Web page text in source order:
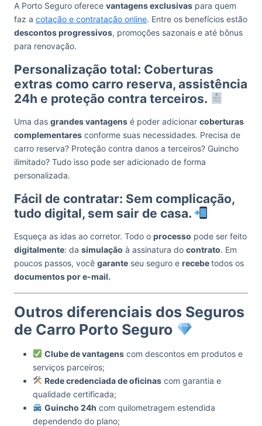
A Porto Seguro oferece vantagens exclusivas para quem
faz a cotação e contratação online. Entre os benefícios estão
descontos progressivos, promoções sazonais e até bônus
para renovação.
Personalização total: Coberturas
extras como carro reserva, assistência
24h e proteção contra terceiros.
Uma das grandes vantagens é poder adicionar coberturas
complementares conforme suas necessidades. Precisa de
carro reserva? Proteção contra danos a terceiros? Guincho
ilimitado? Tudo isso pode ser adicionado de forma
personalizada.
Fácil de contratar: Sem complicação,
tudo digital, sem sair de casa.
Esqueça as idas ao corretor. Todo o processo pode ser feito
digitalmente: da simulação à assinatura do contrato. Em
poucos passos, você garante seu seguro e recebetodos os
documentos por e-mail.
Outros diferenciais dos Seguros
de Carro Porto Seguro
Clube de vantagenscom descontos em produtos e
serviços parceiros;
Rede credenciada de oficinascom garantia e
qualidade certificada;
Guincho 24h com quilometragem estendida
dependendo do plano;